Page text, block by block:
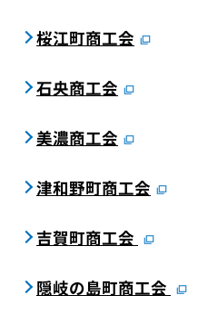
桜江町商工会
石央商工会
美濃商工会
津和野町商工会
吉賀町商工会
隠岐の島町商工会